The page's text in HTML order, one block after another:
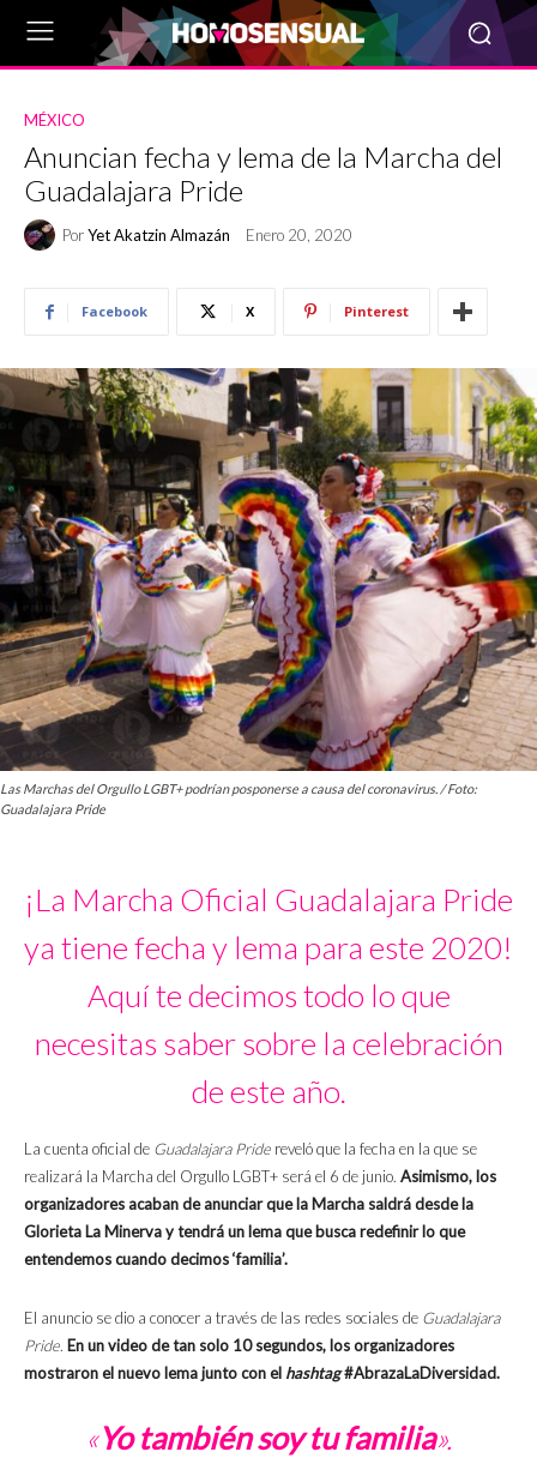
MÉXICO
Anuncian fecha y lema de la Marcha del
Guadalajara Pride
PorYet Akatzin Almazán Enero 20, 2020
Facebook X Pinterest
Las Marchas del Orgullo LGBT+ podrían posponerse a causa del coronavirus. / Foto:
Guadalajara Pride
¡La Marcha Oficial Guadalajara Pride
ya tiene fecha y lema para este 2020!
Aquí te decimos todo lo que
necesitas saber sobre la celebración
de este año.
La cuenta oficial de Guadalajara Pride reveló que la fecha en la que se
realizará la Marcha del Orgullo LGBT+ será el 6 de junio. Asimismo, los
organizadores acaban de anunciar que la Marcha saldrá desde la
Glorieta La Minerva y tendrá un lema que busca redefinir lo que
entendemos cuando decimos ‘familia’.
El anuncio se dio a conocer a través de las redes sociales de Guadalajara
Pride. En un video de tan solo 10 segundos, los organizadores
mostraron el nuevo lema junto con el hashtag#AbrazaLaDiversidad.
«Yo también soy tu familia».